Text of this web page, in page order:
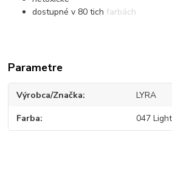
dostupné v 80 tich farbách
Parametre
Výrobca/Značka LYRA
Farba 047